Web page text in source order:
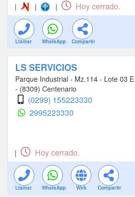
| | | Hoy cerrado.
Llamar WhatsApp Compartir
LS SERVICIOS
Parque Industrial - Mz.114 - Lote 03 E
- (8309) Centenario
(0299) 155223330
2995223330
| Hoy cerrado.
Llamar WhatsApp Web Compartir